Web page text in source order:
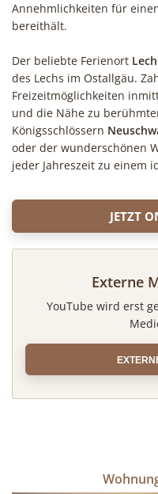
Annehmlichkeiten für
bereithält.
Der beliebte Ferienort
des Lechs im Ostallgäu.
Freizeitmöglichkeiten
und die Nähe zu
Königsschlössern
oder der wunderschönen
jeder Jahreszeit zu einem
JETZT
Externe
YouTube wird erst